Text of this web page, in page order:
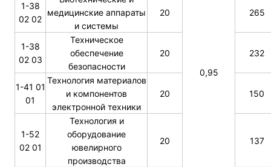
0,95
1-38
02 02
медицинские аппараты
и системы
20 265
1-38
02 03
Техническое
обеспечение
безопасности
20 232
1-41 01
01
Технология материалов
и компонентов
электронной техники
20 150
1-52
02 01
Технология и
оборудование
ювелирного
производства
20 137